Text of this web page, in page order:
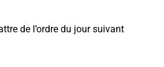
de l’ordre du jour suivant